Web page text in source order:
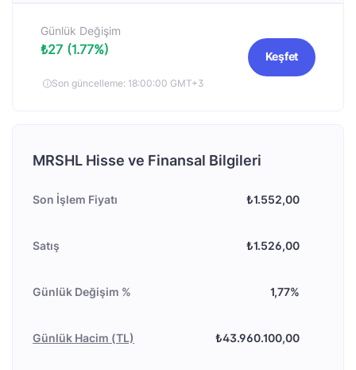
Günlük Değişim
₺27 (1.77%)
Son güncelleme: 18:00:00 GMT+3
Keşfet
MRSHL Hisse ve Finansal Bilgileri
Son İşlem Fiyatı ₺1.552,00
Satış ₺1.526,00
Günlük Değişim % 1,77%
Günlük Hacim (TL) ₺43.960.100,00